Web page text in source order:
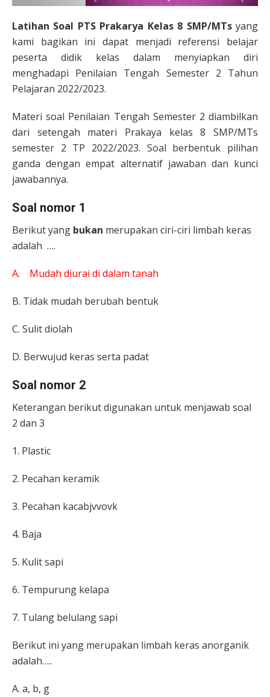
Latihan Soal PTS Prakarya Kelas 8 SMP/MTs yang
kami bagikan ini dapat menjadi referensi belajar
peserta didik kelas dalam menyiapkan diri
menghadapi Penilaian Tengah Semester 2 Tahun
Pelajaran 2022/2023.
Materi soal Penilaian Tengah Semester 2 diambilkan
dari setengah materi Prakaya kelas 8 SMP/MTs
semester 2 TP 2022/2023. Soal berbentuk pilihan
ganda dengan empat alternatif jawaban dan kunci
jawabannya.
Soal nomor 1
Berikut yang bukan merupakan ciri-ciri limbah keras
adalah ….
A. Mudah diurai di dalam tanah
B. Tidak mudah berubah bentuk
C. Sulit diolah
D. Berwujud keras serta padat
Soal nomor 2
Keterangan berikut digunakan untuk menjawab soal
2 dan 3
1. Plastic
2. Pecahan keramik
3. Pecahan kacabjvvovk
4. Baja
5. Kulit sapi
6. Tempurung kelapa
7. Tulang belulang sapi
Berikut ini yang merupakan limbah keras anorganik
adalah…..
A. a, b, g